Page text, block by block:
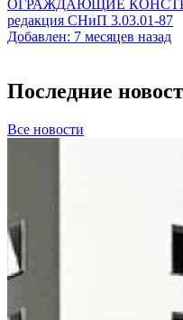
ОГРАЖДАЮЩИЕ
редакция СНиП 3.03.01-87
Добавлен: 7 месяцев назад
Последние
Все новости